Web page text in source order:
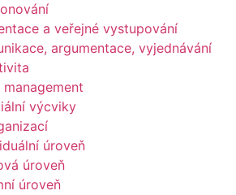
a veřejné vystupování
argumentace, vyjednávání
management
výcviky
úroveň
úroveň
úroveň